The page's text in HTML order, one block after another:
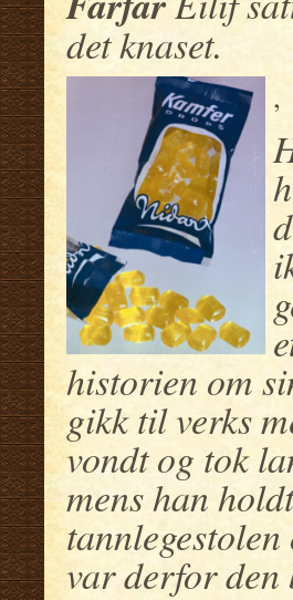
det knaset.
,
historien om
gikk til verks
vondt og tok
mens han
var derfor den